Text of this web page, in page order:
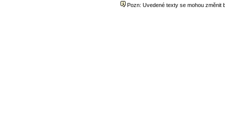
Pozn: Uvedené texty se mohou